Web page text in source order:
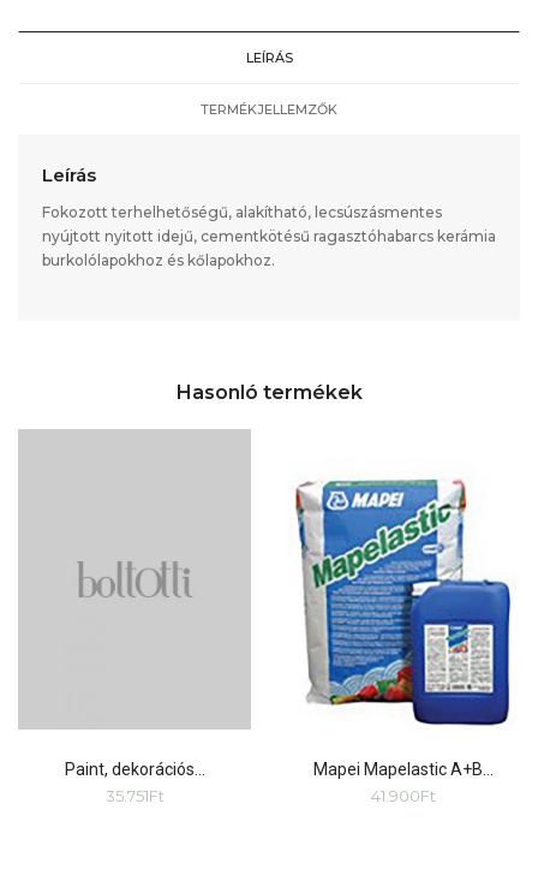
LEÍRÁS
TERMÉKJELLEMZŐK
Leírás
Fokozott terhelhetőségű, alakítható, lecsúszásmentes
nyújtott nyitott idejű, cementkötésű ragasztóhabarcs kerámia
burkolólapokhoz és kőlapokhoz.
Hasonló termékek
Paint, dekorációs…
35.751Ft
Mapei Mapelastic A+B…
41.900Ft